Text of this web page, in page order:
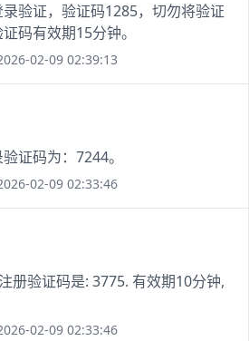
录验证，验证码1285，切勿将验证
码有效期15分钟。
02-09 02:39:13
证码为：7244。
02-09 02:33:46
册验证码是: 3775. 有效期10分钟,
02-09 02:33:46